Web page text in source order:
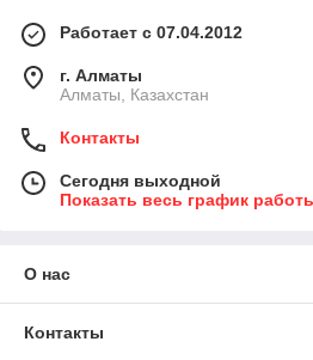
Работает с 07.04.2012
г. Алматы
Алматы, Казахстан
Контакты
Сегодня выходной
Показать весь график
О нас
Контакты